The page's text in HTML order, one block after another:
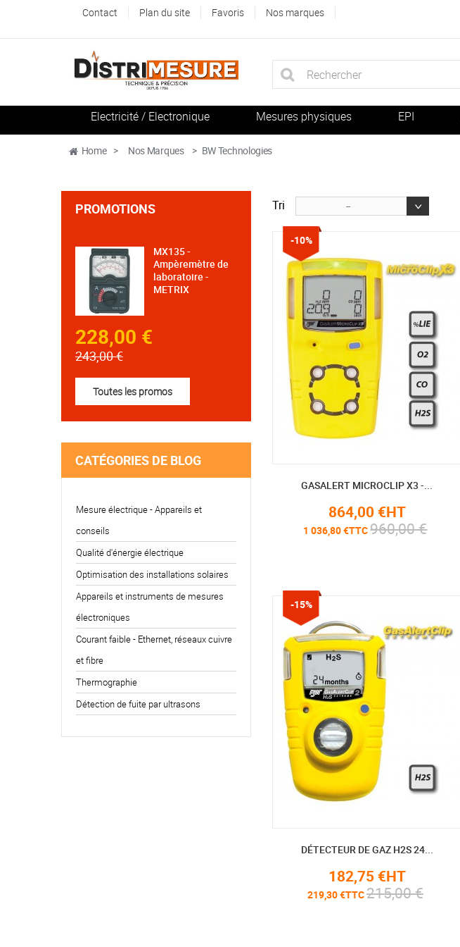
Contact Plan du site Favoris Nos marques
Electricité / Electronique Mesures physiques EPI
Home > Nos Marques > BW Technologies
PROMOTIONS
MX135 -
Ampèremètre de
laboratoire -
METRIX
228,00 €
243,00 €
Toutes les promos
CATÉGORIES DE BLOG
Mesure électrique - Appareils et
conseils
Qualité d'énergie électrique
Optimisation des installations solaires
Appareils et instruments de mesures
électroniques
Courant faible - Ethernet, réseaux cuivre
et fibre
Thermographie
Détection de fuite par ultrasons
Tri --
GASALERT MICROCLIP X3 -...
864,00 €HT
1 036,80 €TTC960,00 €
-10%
DÉTECTEUR DE GAZ H2S 24...
182,75 €HT
219,30 €TTC215,00 €
-15%